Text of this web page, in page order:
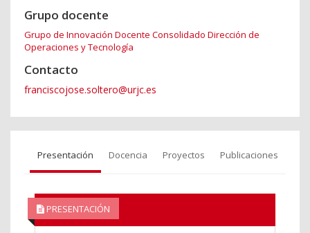
Grupo docente
Grupo de Innovación Docente Consolidado Dirección de
Operaciones y Tecnología
Contacto
franciscojose.soltero@urjc.es
Presentación Docencia Proyectos Publicaciones
PRESENTACIÓN